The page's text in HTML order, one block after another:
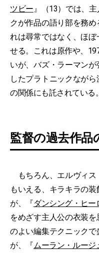
ツビー 』（13）では、
クが作品の語り部を務
れは尋常ではなく、ほ
せる。これは原作や、
いが、バズ・ラーマン
したプラトニックなが
の関係にも託されている。
監督の過去作品
もちろん、エルヴィス
もいえる、キラキラの
が、『ダンシング・ヒー
をめざす主人公の衣装
のよい編集テクニック
が、『 ムーラン・ルージ